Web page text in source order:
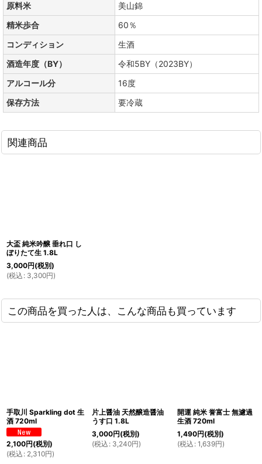
原料米
美山錦
精米歩合
60％
コンディション
生酒
酒造年度（BY）
令和5BY（2023BY）
アルコール分
16度
保存方法
要冷蔵
関連商品
大盃 純米吟醸 垂れ口 し
ぼりたて生 1.8L
3,000円(税別)
(税込 : 3,300円)
この商品を買った人は、こんな商品も買っています
手取川 Sparkling dot 生
酒 720ml
2,100円(税別)
(税込 : 2,310円)
片上醤油 天然醸造醤油
うす口 1.8L
3,000円(税別)
(税込 : 3,240円)
開運 純米 誉富士 無濾過
生酒 720ml
1,490円(税別)
(税込 : 1,639円)